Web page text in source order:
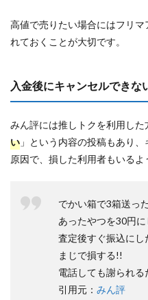
高値で売りたい場合にはフリ
れておくことが大切です。
入金後にキャンセルできな
みん評には推しトクを利用した
い 」という内容の投稿もあり
原因で、損した利用者もいるよ
でかい箱で3箱送っ
あったやつを30円
査定後すぐ振込に
まじで損する!!
電話しても謝られる
引用元： みん評